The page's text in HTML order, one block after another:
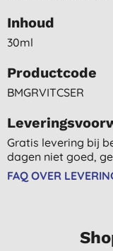
Inhoud
30ml
Productcode
BMGRVITCSER
Gratis levering bij
dagen niet goed,
FAQ OVER